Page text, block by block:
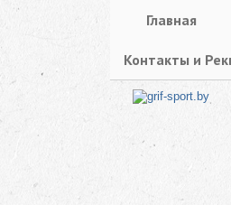
Главная
Контакты и